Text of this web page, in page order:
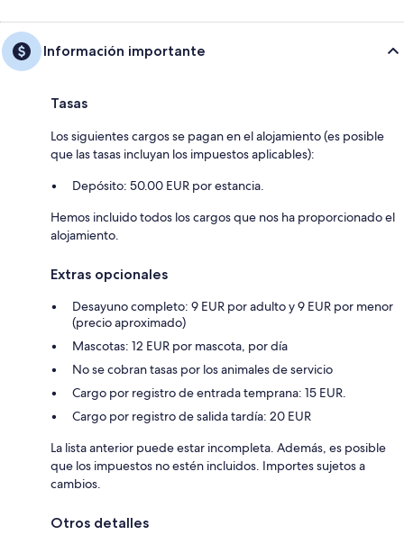
Información importante
Tasas
Los siguientes cargos se pagan en el alojamiento (es posible
que las tasas incluyan los impuestos aplicables):
Depósito: 50.00 EUR por estancia.
Hemos incluido todos los cargos que nos ha proporcionado el
alojamiento.
Extras opcionales
Desayuno completo: 9 EUR por adulto y 9 EUR por menor
(precio aproximado)
Mascotas: 12 EUR por mascota, por día
No se cobran tasas por los animales de servicio
Cargo por registro de entrada temprana: 15 EUR.
Cargo por registro de salida tardía: 20 EUR
La lista anterior puede estar incompleta. Además, es posible
que los impuestos no estén incluidos. Importes sujetos a
cambios.
Otros detalles